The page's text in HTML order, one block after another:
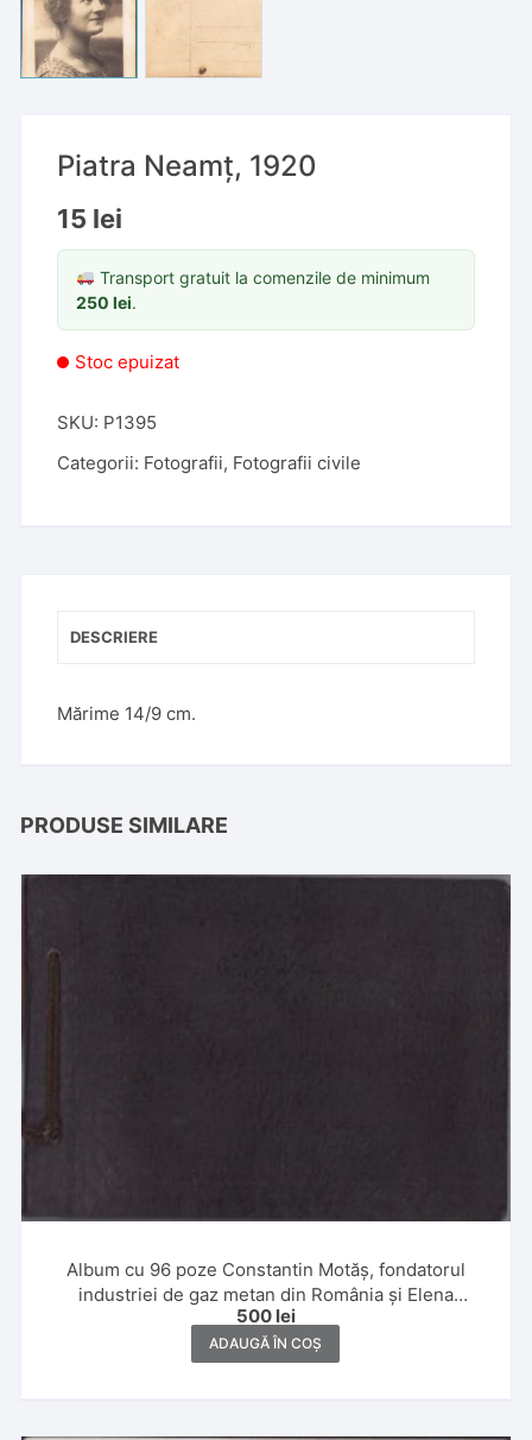
Piatra Neamț, 1920
15 lei
Transport gratuit la comenzile de minimum
250lei.
Stoc epuizat
SKU: P1395
Categorii: Fotografii, Fotografii civile
DESCRIERE
Mărime 14/9 cm.
PRODUSE SIMILARE
Album cu 96 poze Constantin Motăș, fondatorul
industriei de gaz metan din România și Elena
Motăș,1930 și 1931, Banat, Ada Kaleh, Slănic, Poiana
Brașov și Italia
500 lei
ADAUGĂ ÎN COȘ